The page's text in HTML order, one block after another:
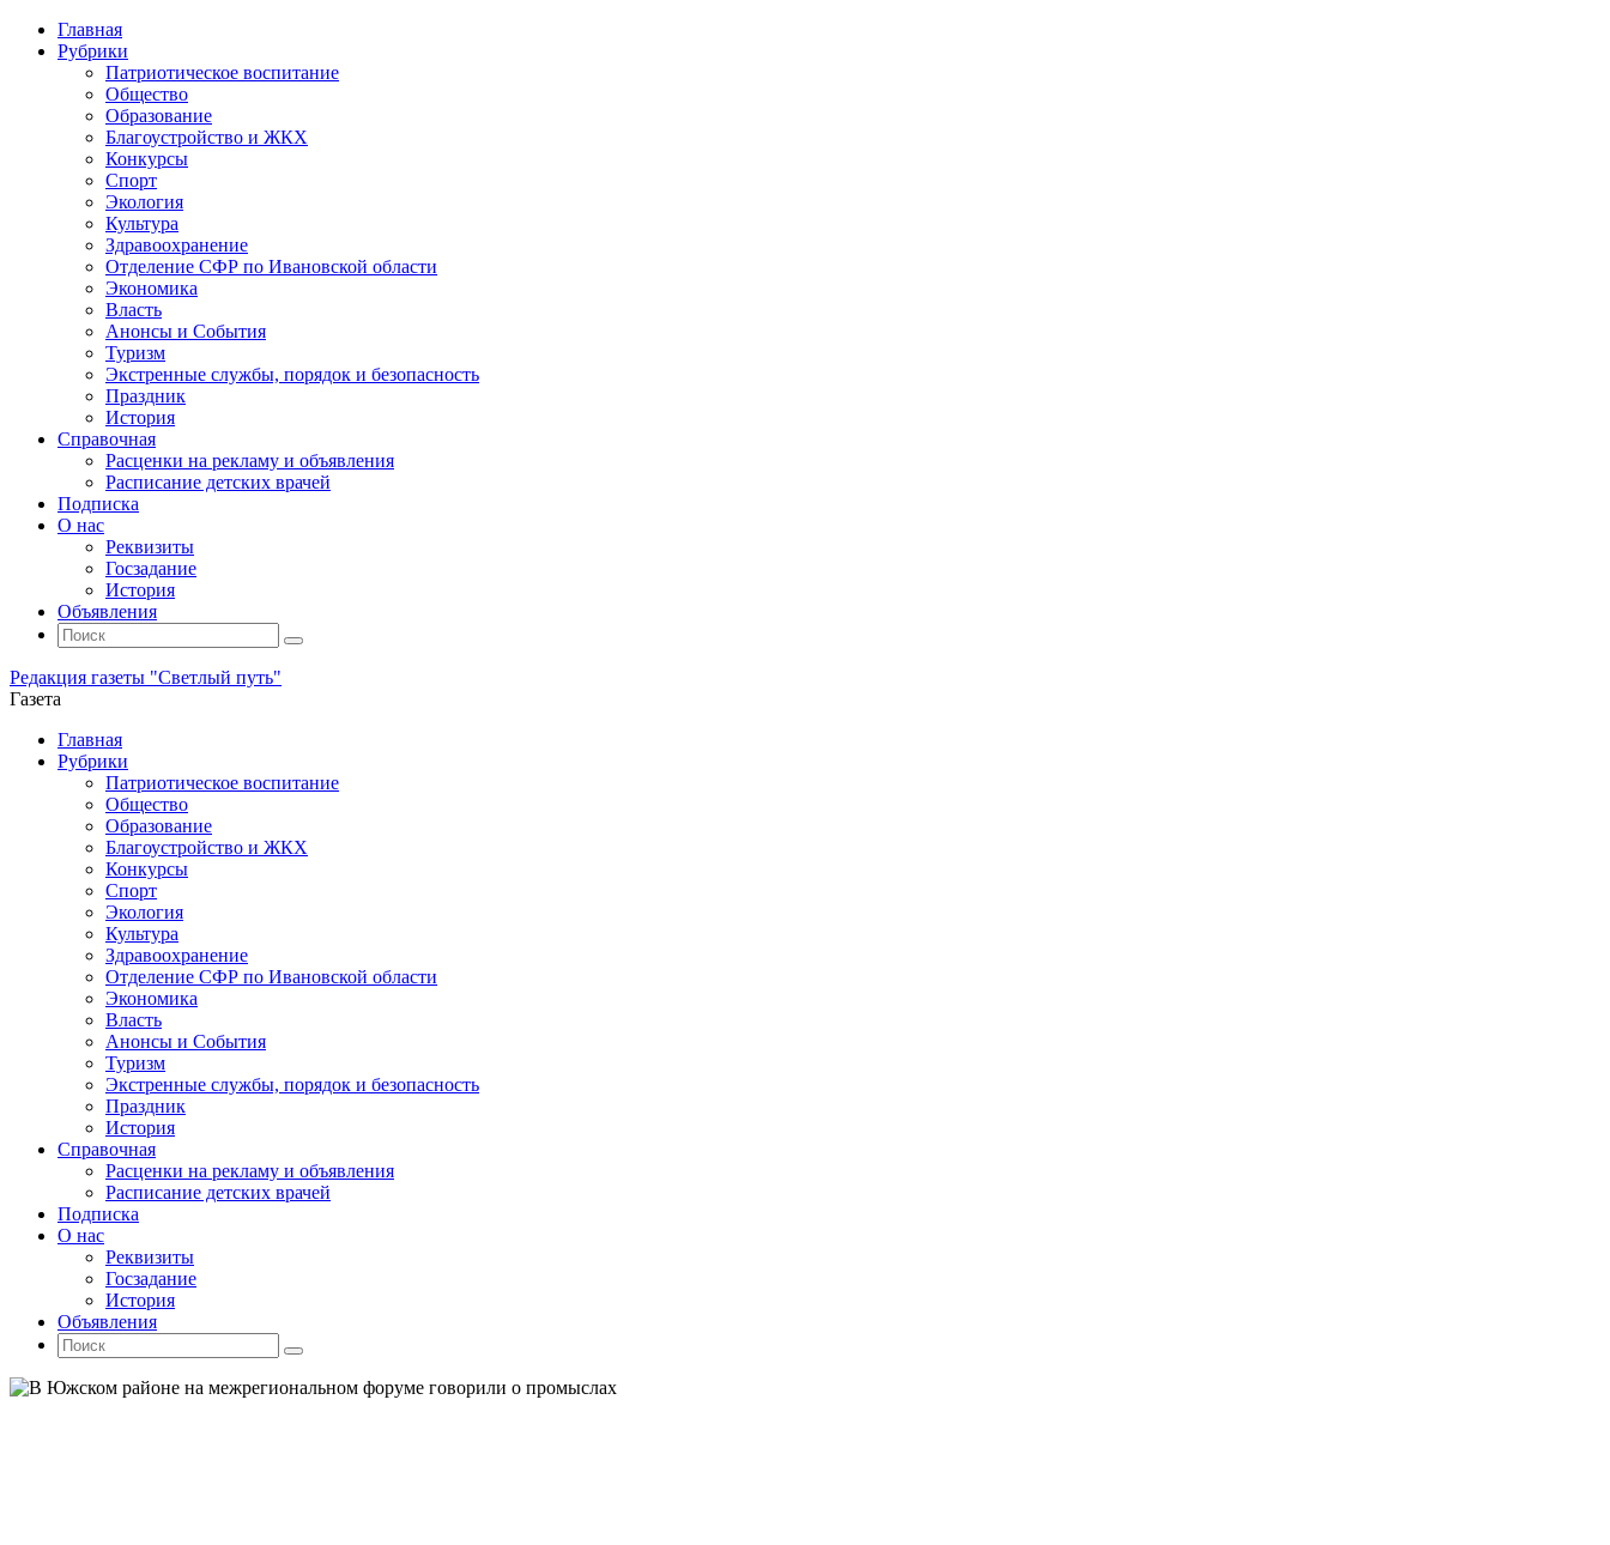
Главная
Рубрики
Патриотическое воспитание
Общество
Образование
Благоустройство и ЖКХ
Конкурсы
Спорт
Экология
Культура
Здравоохранение
Отделение СФР по Ивановской области
Экономика
Власть
Анонсы и События
Туризм
Экстренные службы, порядок и безопасность
Праздник
История
Справочная
Расценки на рекламу и объявления
Расписание детских врачей
Подписка
О нас
Реквизиты
Госзадание
История
Объявления
Поиск
Искать:
Поиск
Редакция газеты "Светлый путь"
Газета
Промотать
содержимому
Главная
Рубрики
Патриотическое воспитание
Общество
Образование
Благоустройство и ЖКХ
Конкурсы
Спорт
Экология
Культура
Здравоохранение
Отделение СФР по Ивановской области
Экономика
Власть
Анонсы и События
Туризм
Экстренные службы, порядок и безопасность
Праздник
История
Справочная
Расценки на рекламу и объявления
Расписание детских врачей
Подписка
О нас
Реквизиты
Госзадание
История
Объявления
Поиск
Искать:
Поиск